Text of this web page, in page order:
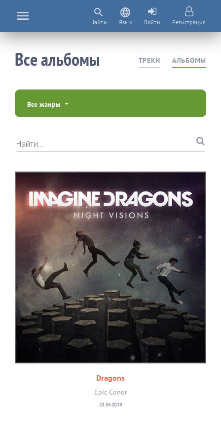
Найти Язык Войти Регистрация
Все альбомы ТРЕКИ АЛЬБОМЫ
Все жанры
Найти...
Dragons
Epic Conor
23.04.2019